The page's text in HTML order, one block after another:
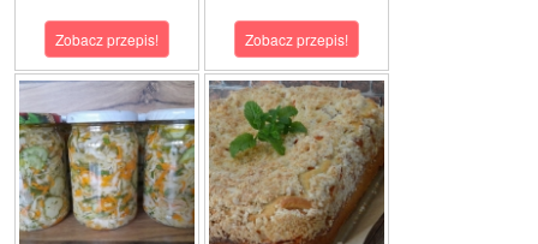
Zobacz przepis! Zobacz przepis!